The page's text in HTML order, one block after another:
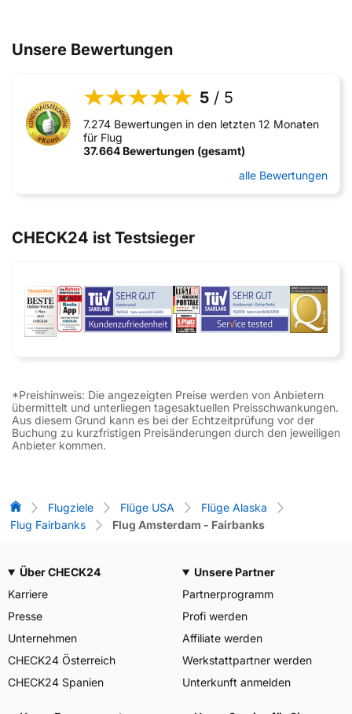
Unsere Bewertungen
5 / 5
7.274 Bewertungen in den letzten 12 Monaten
für Flug
37.664 Bewertungen (gesamt)
alle Bewertungen
CHECK24 ist Testsieger
*Preishinweis: Die angezeigten Preise werden von Anbietern
übermittelt und unterliegen tagesaktuellen Preisschwankungen.
Aus diesem Grund kann es bei der Echtzeitprüfung vor der
Buchung zu kurzfristigen Preisänderungen durch den jeweiligen
Anbieter kommen.
Flug-Vergleich
Flugziele Flüge USA
Flüge Alaska
Flug Fairbanks
Flug Amsterdam - Fairbanks
Über CHECK24
Karriere
Presse
Unternehmen
CHECK24 Österreich
CHECK24 Spanien
Unsere Partner
Partnerprogramm
Profi werden
Affiliate werden
Werkstattpartner werden
Unterkunft anmelden